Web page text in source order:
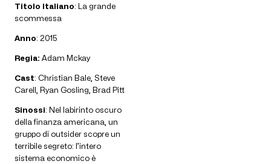
Titolo Italiano: La grande
scommessa
Anno: 2015
Regia: Adam Mckay
Cast: Christian Bale, Steve
Carell, Ryan Gosling, Brad Pitt
Sinossi: Nel labirinto oscuro
della finanza americana, un
gruppo di outsider scopre un
terribile segreto: l’intero
sistema economico è